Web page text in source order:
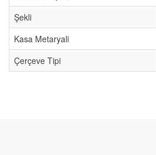
Şekli
Kasa Metaryali
Çerçeve Tipi